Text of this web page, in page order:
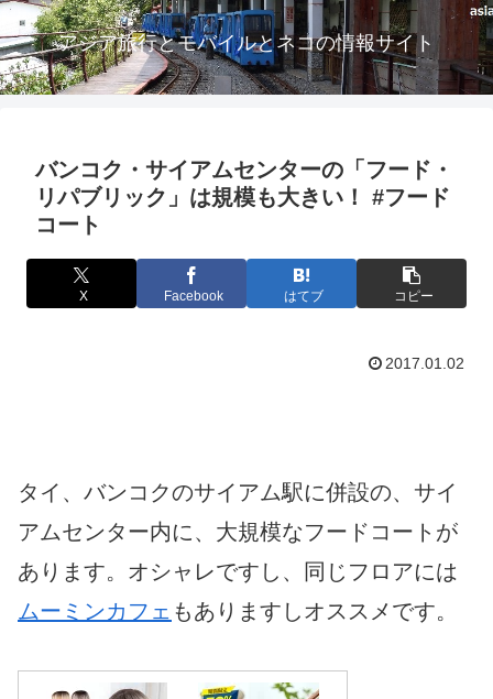
アジア旅行とモバイルとネコの情報サイト
バンコク・サイアムセンターの「フード・
リパブリック」は規模も大きい！ #フード
コート
X Facebook はてブ コピー
2017.01.02
タイ、バンコクのサイアム駅に併設の、サイ
アムセンター内に、大規模なフードコートが
あります。オシャレですし、同じフロアには
ムーミンカフェ もありますしオススメです。